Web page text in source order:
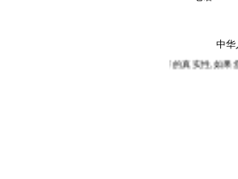
中华
转载互联网,本站并不保证其内容的真实性,如果您